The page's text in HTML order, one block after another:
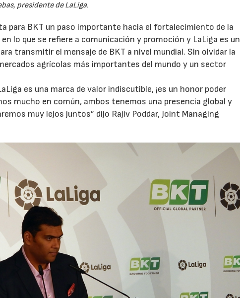
presidente de LaLiga.
para BKT un paso importante hacia el fortalecimiento de la
lo que se refiere a comunicación y promoción y LaLiga es un
transmitir el mensaje de BKT a nivel mundial. Sin olvidar la
agrícolas más importantes del mundo y un sector
es una marca de valor indiscutible, ¡es un honor poder
mucho en común, ambos tenemos una presencia global y
muy lejos juntos” dijo Rajiv Poddar, Joint Managing